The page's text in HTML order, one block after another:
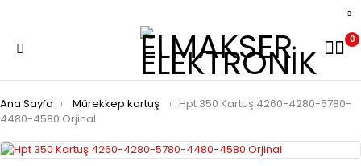
0
Ana Sayfa Mürekkep kartuş
Hpt 350 Kartuş 4260-4280-5780-
4480-4580 Orjinal